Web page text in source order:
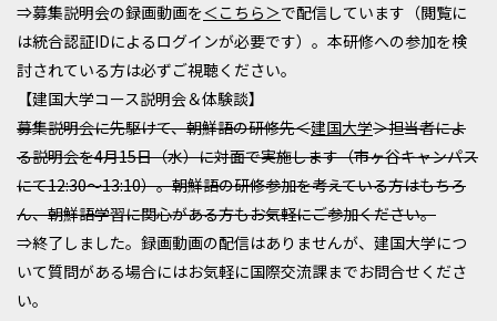
⇒募集説明会の録画動画を＜こちら＞で配信しています（閲覧に
は統合認証IDによるログインが必要です）。本研修への参加を検
討されている方は必ずご視聴ください。
【建国大学コース説明会＆体験談】
募集説明会に先駆けて、朝鮮語の研修先＜建国大学＞担当者によ
る説明会を4月15日（水）に対面で実施します（市ヶ谷キャンパス
にて12:30～13:10）。朝鮮語の研修参加を考えている方はもちろ
ん、朝鮮語学習に関心がある方もお気軽にご参加ください。
⇒終了しました。録画動画の配信はありませんが、建国大学につ
いて質問がある場合にはお気軽に国際交流課までお問合せくださ
い。